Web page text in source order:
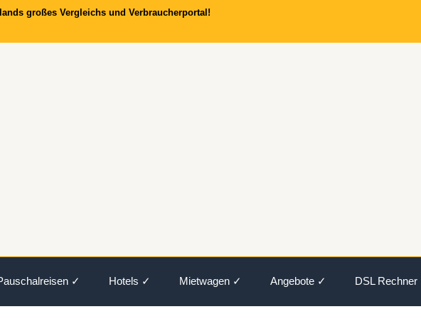
großes Vergleichs und Verbraucherportal!
✓ Hotels ✓ Mietwagen ✓ Angebote ✓ DSL Rechner